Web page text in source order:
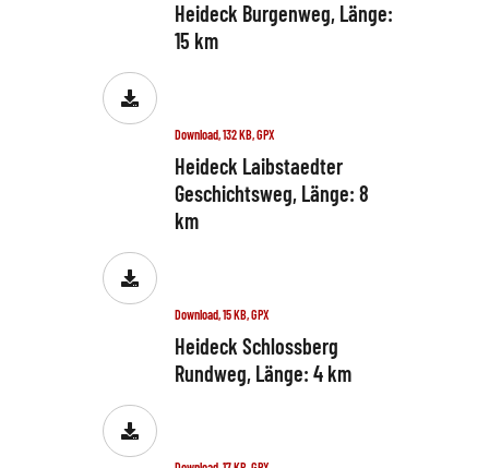
Heideck Burgenweg, Länge:
15 km
Download, 132 KB, GPX
Heideck Laibstaedter
Geschichtsweg, Länge: 8
km
Download, 15 KB, GPX
Heideck Schlossberg
Rundweg, Länge: 4 km